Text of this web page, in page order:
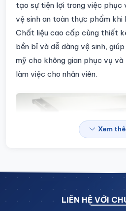
tạo sự tiện lợi trong việc phục
vệ sinh an toàn thực phẩm khi
Chất liệu cao cấp cùng thiết
bền bỉ và dễ dàng vệ sinh,
mỹ cho không gian phục vụ
làm việc cho nhân viên.
Xem
LIÊN HỆ VỚI